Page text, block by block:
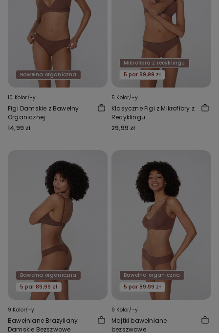
Bawełna organiczna
10 Kolor/-y
Figi Damskie z Bawełny
Organicznej
14,99 zł
Mikrofibra z recyklingu
5 par 89,99 zł
5 Kolor/-y
Klasyczne Figi z Mikrofibry z
Recyklingu
29,99 zł
Bawełna organiczna
5 par 89,99 zł
9 Kolor/-y
Bawełniane Brazyliany
Damskie Bezszwowe
Bawełna organiczna
5 par 89,99 zł
9 Kolor/-y
Majtki bawełniane
bezszwowe